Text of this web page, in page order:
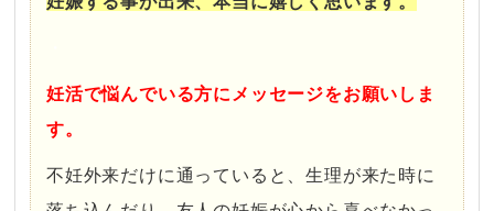
妊活で悩んでいる方にメッセージをお願いしま
す。
不妊外来だけに通っていると、生理が来た時に